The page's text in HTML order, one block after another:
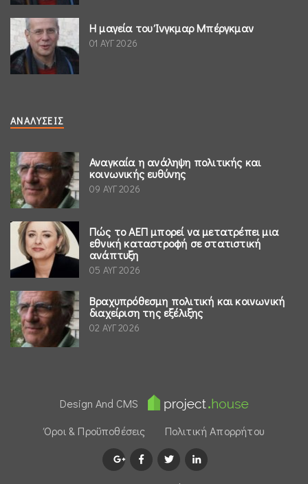
Η μαγεία του Ίνγκμαρ Μπέργκμαν
01 ΑΥΓ 2026
ΑΝΑΛΎΣΕΙΣ
Αναγκαία η ανάληψη πολιτικής και
κοινωνικής ευθύνης
09 ΑΥΓ 2026
Πώς το ΑΕΠ μπορεί να μετατρέπει μια
εθνική καταστροφή σε στατιστική
ανάπτυξη
05 ΑΥΓ 2026
Βραχυπρόθεσμη πολιτική και κοινωνική
διαχείριση της εξέλιξης
02 ΑΥΓ 2026
Design And CMS
Όροι & Προϋποθέσεις
Πολιτική Απορρήτου